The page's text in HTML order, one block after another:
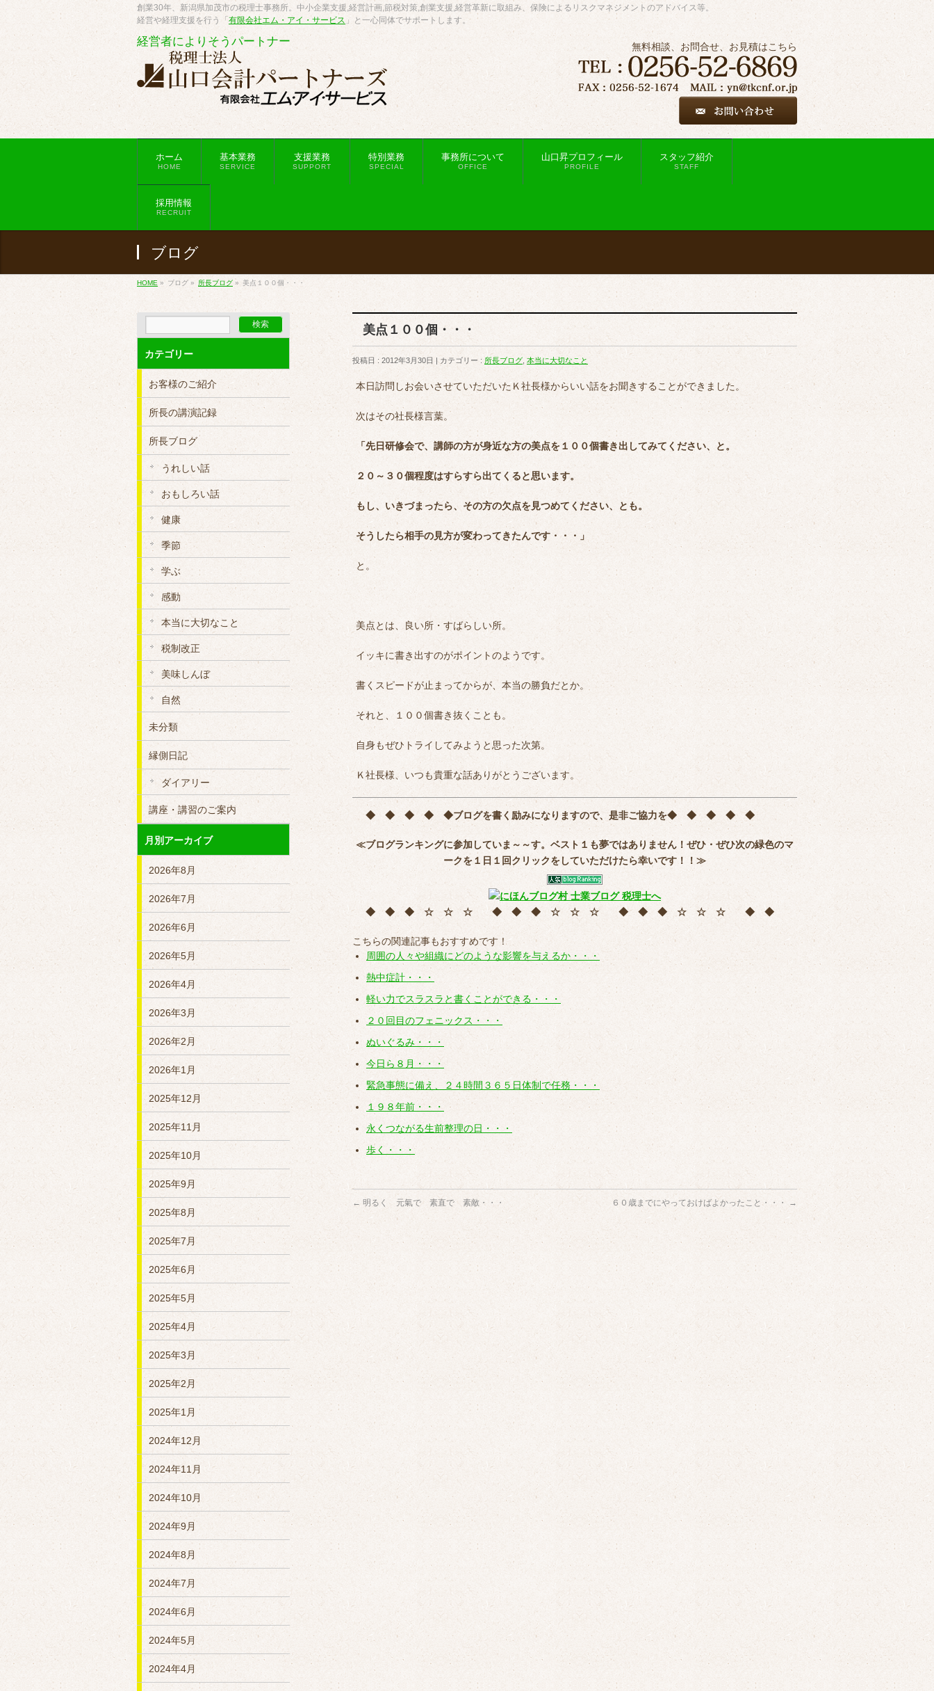
創業30年、新潟県加茂市の税理士事務所。中小企業支援,経営計画,節税対策,創業支援,経営革新に取組み、保険によるリスクマネジメントのアドバイス等。
経営や経理支援を行う「 有限会社エム・アイ・サービス 」と一心同体でサポートします。
経営者によりそうパートナー 無料相談、お問合せ、お見積はこちら
ホーム
HOME
基本業務
SERVICE
支援業務
SUPPORT
特別業務
SPECIAL
事務所について
OFFICE
山口昇プロフィール
PROFILE
スタッフ紹介
STAFF
採用情報
RECRUIT
ブログ
HOME » ブログ » 所長ブログ » 美点１００個・・・
美点１００個・・・
投稿日 : 2012年3月30日 カテゴリー : 所長ブログ 本当に大切なこと
本日訪問しお会いさせていただいたＫ社長様からいい話をお聞きすることができました。
次はその社長様言葉。
「先日研修会で、講師の方が身近な方の美点を１００個書き出してみてください、と。
２０～３０個程度はすらすら出てくると思います。
もし、いきづまったら、その方の欠点を見つめてください、とも。
そうしたら相手の見方が変わってきたんです・・・」
と。
美点とは、良い所・すばらしい所。
イッキに書き出すのがポイントのようです。
書くスピードが止まってからが、本当の勝負だとか。
それと、１００個書き抜くことも。
自身もぜひトライしてみようと思った次第。
Ｋ社長様、いつも貴重な話ありがとうございます。
◆ ◆ ◆ ◆ ◆ブログを書く励みになりますので、是非ご協力を◆ ◆ ◆ ◆ ◆
≪ブログランキングに参加していま～～す。ベスト１も夢ではありません！ぜひ・ぜひ次の緑色のマ
ークを１日１回クリックをしていただけたら幸いです！！≫
◆ ◆ ◆ ☆ ☆ ☆ ◆ ◆ ◆ ☆ ☆ ☆ ◆ ◆ ◆ ☆ ☆ ☆ ◆ ◆
こちらの関連記事もおすすめです！
周囲の人々や組織にどのような影響を与えるか・・・
熱中症計・・・
軽い力でスラスラと書くことができる・・・
２０回目のフェニックス・・・
ぬいぐるみ・・・
今日ら８月・・・
緊急事態に備え、２４時間３６５日体制で任務・・・
１９８年前・・・
永くつながる生前整理の日・・・
歩く・・・
← 明るく 元氣で 素直で 素敵・・・ ６０歳までにやっておけばよかったこと・・・ →
カテゴリー
お客様のご紹介
所長の講演記録
所長ブログ
うれしい話
おもしろい話
健康
季節
学ぶ
感動
本当に大切なこと
税制改正
美味しんぼ
自然
未分類
縁側日記
ダイアリー
講座・講習のご案内
月別アーカイブ
2026年8月
2026年7月
2026年6月
2026年5月
2026年4月
2026年3月
2026年2月
2026年1月
2025年12月
2025年11月
2025年10月
2025年9月
2025年8月
2025年7月
2025年6月
2025年5月
2025年4月
2025年3月
2025年2月
2025年1月
2024年12月
2024年11月
2024年10月
2024年9月
2024年8月
2024年7月
2024年6月
2024年5月
2024年4月